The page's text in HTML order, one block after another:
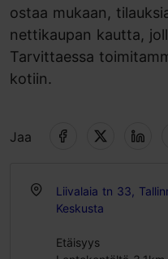
ostaa mukaan,
nettikaupan kautta,
Tarvittaessa
kotiin.
Jaa
Liivalaia tn 33,
Keskusta
Etäisyys